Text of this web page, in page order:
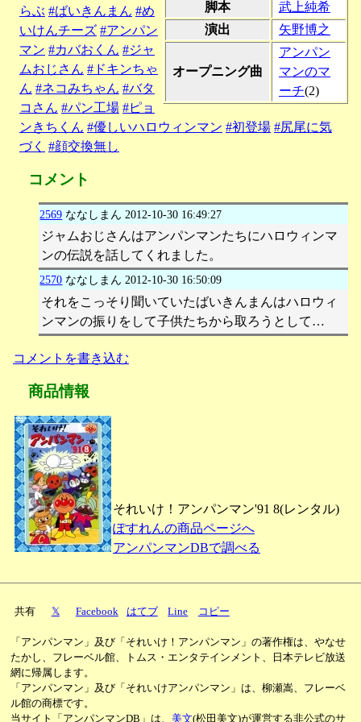
脚本
武上純希
演出
矢野博之
オープニング曲
アンパン
マンのマ
ーチ(2)
らぶ #ばいきんまん #め
いけんチーズ #アンパン
マン #カバおくん #ジャ
ムおじさん #ドキンちゃ
ん #ネコみちゃん #バタ
コさん #パン工場 #ピョ
ンきちくん #優しいハロウィンマン #初登場 #尻尾に気
づく #顔交換無し
コメント
2569 ななしまん 2012-10-30 16:49:27
ジャムおじさんはアンパンマンたちにハロウィンマ
ンの伝説を話してくれました。
2570 ななしまん 2012-10-30 16:50:09
それをこっそり聞いていたばいきんまんはハロウィ
ンマンの振りをして子供たちから取ろうとして…
コメントを書き込む
商品情報
それいけ！アンパンマン'91 8(レンタル)
ぽすれんの商品ページへ
アンパンマンDBで調べる
共有 𝕏 Facebook はてブ Line コピー
「アンパンマン」及び「それいけ！アンパンマン」の著作権は、やなせ
たかし、フレーベル館、トムス・エンタテインメント、日本テレビ放送
網に帰属します。
「アンパンマン」及び「それいけアンパンマン」は、柳瀬嵩、フレーベ
ル館の商標です。
当サイト「アンパンマンDB」は、 美文(松田美文)が運営する非公式のサ